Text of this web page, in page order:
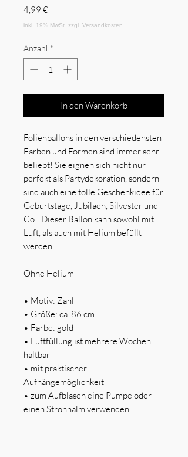
4,99 €Preis
Anzahl *
In den Warenkorb
Folienballons in den verschiedensten
Farben und Formen sind immer sehr
beliebt! Sie eignen sich nicht nur
perfekt als Partydekoration, sondern
sind auch eine tolle Geschenkidee für
Geburtstage, Jubiläen, Silvester und
Co.! Dieser Ballon kann sowohl mit
Luft, als auch mit Helium befüllt
werden.
Ohne Helium
• Motiv: Zahl
• Größe: ca. 86 cm
• Farbe: gold
• Luftfüllung ist mehrere Wochen
haltbar
• mit praktischer
Aufhängemöglichkeit
• zum Aufblasen eine Pumpe oder
einen Strohhalm verwenden